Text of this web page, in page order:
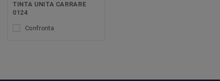
TINTA UNITA CARRARE
0124
Confronta